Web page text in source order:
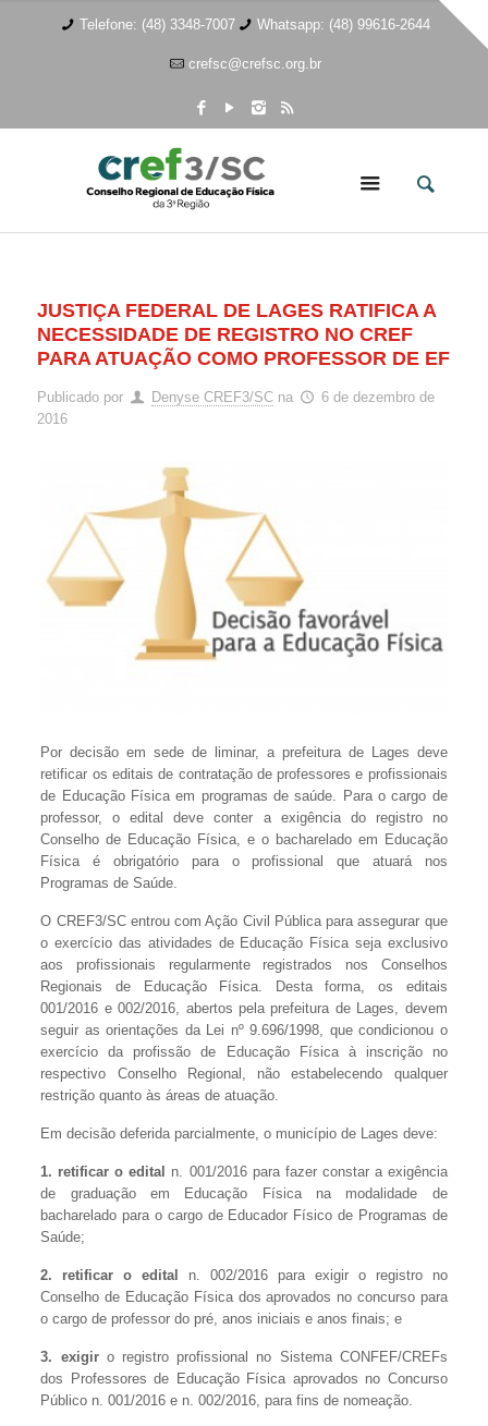
Telefone: (48) 3348-7007 Whatsapp: (48) 99616-2644
crefsc@crefsc.org.br
JUSTIÇA FEDERAL DE LAGES RATIFICA A
NECESSIDADE DE REGISTRO NO CREF
PARA ATUAÇÃO COMO PROFESSOR DE EF
Publicado por Denyse CREF3/SC na
6 de dezembro de
2016
Por decisão em sede de liminar, a prefeitura de Lages deve
retificar os editais de contratação de professores e profissionais
de Educação Física em programas de saúde. Para o cargo de
professor, o edital deve conter a exigência do registro no
Conselho de Educação Física, e o bacharelado em Educação
Física é obrigatório para o profissional que atuará nos
Programas de Saúde.
O CREF3/SC entrou com Ação Civil Pública para assegurar que
o exercício das atividades de Educação Física seja exclusivo
aos profissionais regularmente registrados nos Conselhos
Regionais de Educação Física. Desta forma, os editais
001/2016 e 002/2016, abertos pela prefeitura de Lages, devem
seguir as orientações da Lei nº 9.696/1998, que condicionou o
exercício da profissão de Educação Física à inscrição no
respectivo Conselho Regional, não estabelecendo qualquer
restrição quanto às áreas de atuação.
Em decisão deferida parcialmente, o município de Lages deve:
1. retificar o edital n. 001/2016 para fazer constar a exigência
de graduação em Educação Física na modalidade de
bacharelado para o cargo de Educador Físico de Programas de
Saúde;
2. retificar o edital n. 002/2016 para exigir o registro no
Conselho de Educação Física dos aprovados no concurso para
o cargo de professor do pré, anos iniciais e anos finais; e
3. exigir o registro profissional no Sistema CONFEF/CREFs
dos Professores de Educação Física aprovados no Concurso
Público n. 001/2016 e n. 002/2016, para fins de nomeação.